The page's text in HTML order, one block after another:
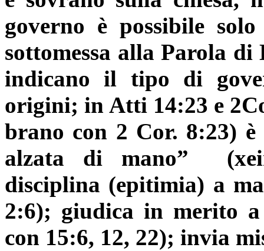
governo è possibile
sottomessa alla Parola
indicano il tipo di
origini; in Atti 14:23 e
brano con 2 Cor. 8:23) è
alzata di mano”
(
disciplina (epitimia) a
2:6); giudica in merito
con 15:6, 12, 22); invia